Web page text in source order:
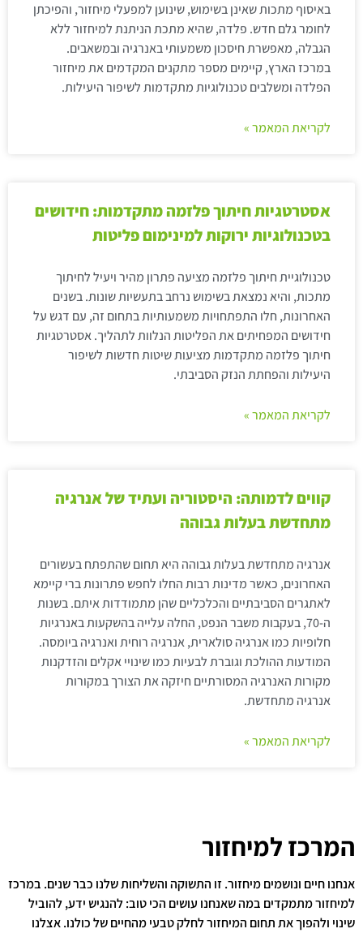
באיסוף מתכות שאינן בשימוש, שינוען למפעלי מיחזור, והפיכתן
לחומר גלם חדש. פלדה, שהיא מתכת הניתנת למיחזור ללא
הגבלה, מאפשרת חיסכון משמעותי באנרגיה ובמשאבים.
במרכז הארץ, קיימים מספר מתקנים המקדמים את מיחזור
הפלדה ומשלבים טכנולוגיות מתקדמות לשיפור היעילות.
לקריאת המאמר »
אסטרטגיות חיתוך פלזמה מתקדמות: חידושים
בטכנולוגיות ירוקות למינימום פליטות
טכנולוגיית חיתוך פלזמה מציעה פתרון מהיר ויעיל לחיתוך
מתכות, והיא נמצאת בשימוש נרחב בתעשיות שונות. בשנים
האחרונות, חלו התפתחויות משמעותיות בתחום זה, עם דגש על
חידושים המפחיתים את הפליטות הנלוות לתהליך. אסטרטגיות
חיתוך פלזמה מתקדמות מציעות שיטות חדשות לשיפור
היעילות והפחתת הנזק הסביבתי.
לקריאת המאמר »
קווים לדמותה: היסטוריה ועתיד של אנרגיה
מתחדשת בעלות גבוהה
אנרגיה מתחדשת בעלות גבוהה היא תחום שהתפתח בעשורים
האחרונים, כאשר מדינות רבות החלו לחפש פתרונות ברי קיימא
לאתגרים הסביבתיים והכלכליים שהן מתמודדות איתם. בשנות
ה-70, בעקבות משבר הנפט, החלה עלייה בהשקעות באנרגיות
חלופיות כמו אנרגיה סולארית, אנרגיה רוחית ואנרגיה ביומסה.
המודעות ההולכת וגוברת לבעיות כמו שינויי אקלים והזדקנות
מקורות האנרגיה המסורתיים חיזקה את הצורך במקורות
אנרגיה מתחדשת.
לקריאת המאמר »
המרכז למיחזור
אנחנו חיים ונושמים מיחזור. זו התשוקה והשליחות שלנו כבר שנים. במרכז
למיחזור מתמקדים במה שאנחנו עושים הכי טוב: להנגיש ידע, להוביל
שינוי ולהפוך את תחום המיחזור לחלק טבעי מהחיים של כולנו. אצלנו